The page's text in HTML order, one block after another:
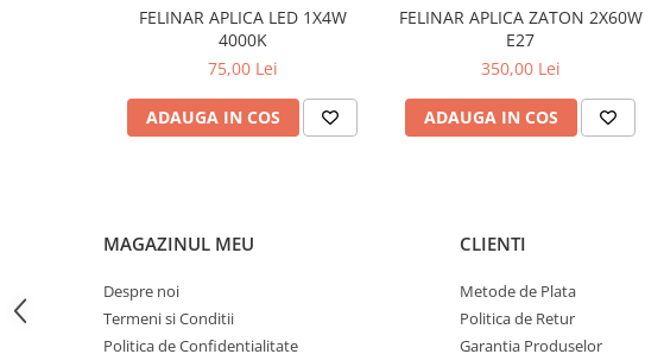
PLAFONIERE & PENDULE DE
STALPI EXTERIOR
LAMPADARE & PENDULE DE
LAMPI SOLARE
PROIECTOARE
FELINAR APLICA LED 1X4W
4000K
75,00 Lei
ADAUGA IN COS
FELINAR APLICA ZATON 2X60W
E27
350,00 Lei
ADAUGA IN COS
MAGAZINUL MEU
Despre noi
Termeni si Conditii
Politica de Confidentialitate
CLIENTI
Metode de Plata
Politica de Retur
Garantia Produselor